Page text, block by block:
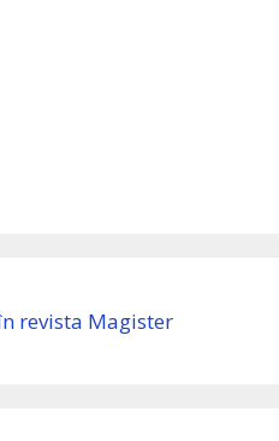
revista Magister